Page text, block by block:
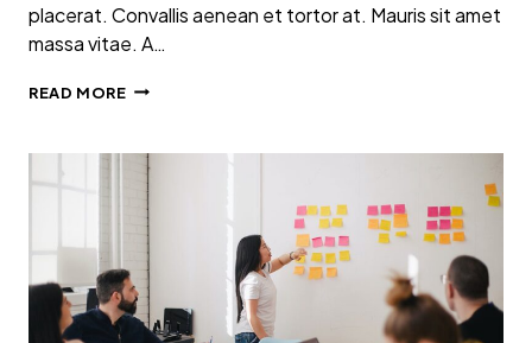
placerat. Convallis aenean et tortor at. Mauris sit amet
massa vitae. A…
READ MOREET
RERUM
FACILIS
EST
ET
EXPEDITA
DISTINCTIO